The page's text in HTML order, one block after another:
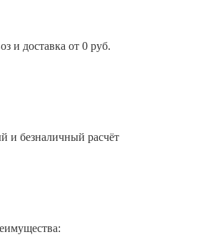
и доставка от 0 руб.
и безналичный расчёт